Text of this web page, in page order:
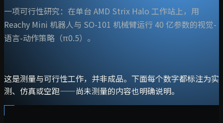
一项可行性研究：在单台 AMD Strix Halo 工作站上，用
Reachy Mini 机器人与 SO-101 机械臂运行 40 亿参数的视觉-
语言-动作策略（π0.5）。
这是测量与可行性工作，并非成品。下面每个数字都标注为实
测、仿真或空跑——尚未测量的内容也明确说明。